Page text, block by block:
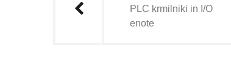
PLC krmilniki in I/O
enote